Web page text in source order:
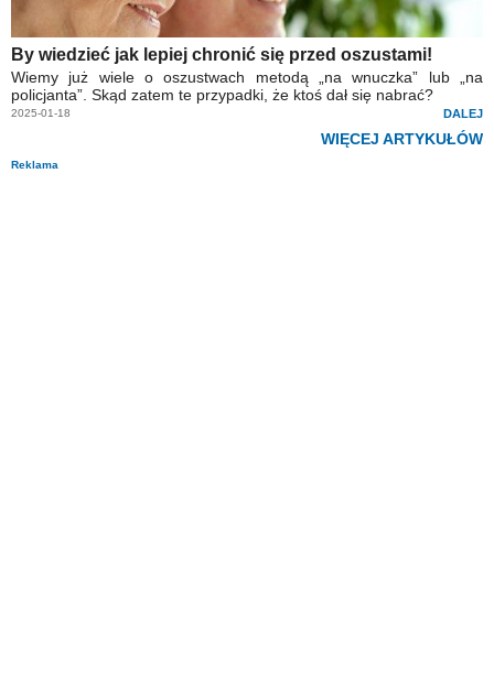
By wiedzieć jak lepiej chronić się przed oszustami!
Wiemy już wiele o oszustwach metodą „na wnuczka” lub „na
policjanta”. Skąd zatem te przypadki, że ktoś dał się nabrać?
2025-01-18 DALEJ
WIĘCEJ ARTYKUŁÓW
Reklama